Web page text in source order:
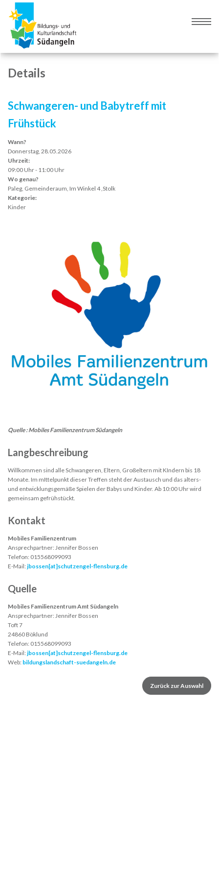
Navigation
springen
Inhalt
springen
Details
Schwangeren- und Babytreff mit
Frühstück
Wann?
Donnerstag, 28.05.2026
Uhrzeit:
09:00 Uhr - 11:00 Uhr
Wo genau?
Paleg, Gemeinderaum, Im Winkel 4 ,Stolk
Kategorie:
Kinder
Quelle : Mobiles Familienzentrum Südangeln
Langbeschreibung
Willkommen sind alle Schwangeren, Eltern, Großeltern mit KIndern bis 18
Monate. Im mIttelpunkt dieser Treffen steht der Austausch und das alters-
und entwicklungsgemäße Spielen der Babys und Kinder. Ab 10:00 Uhr wird
gemeinsam gefrühstückt.
Kontakt
Mobiles Familienzentrum
Ansprechpartner: Jennifer Bossen
Telefon: 015568099093
E-Mail: jbossen[at]schutzengel-flensburg.de
Quelle
Mobiles Familienzentrum Amt Südangeln
Ansprechpartner: Jennifer Bossen
Toft 7
24860 Böklund
Telefon: 015568099093
E-Mail: jbossen[at]schutzengel-flensburg.de
Web: bildungslandschaft-suedangeln.de
Zurück zur Auswahl